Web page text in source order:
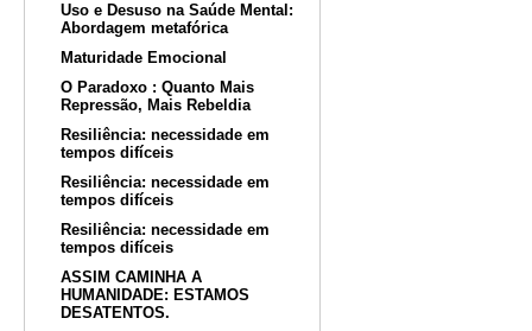
Uso e Desuso na Saúde Mental:
Abordagem metafórica
Maturidade Emocional
O Paradoxo : Quanto Mais
Repressão, Mais Rebeldia
Resiliência: necessidade em
tempos difíceis
Resiliência: necessidade em
tempos difíceis
Resiliência: necessidade em
tempos difíceis
ASSIM CAMINHA A
HUMANIDADE: ESTAMOS
DESATENTOS.